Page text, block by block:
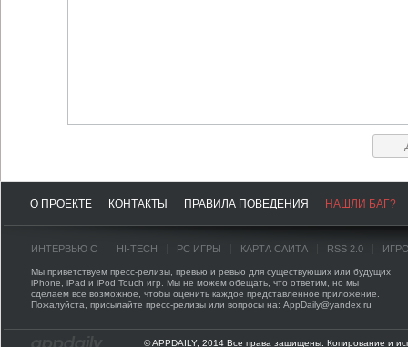
О ПРОЕКТЕ КОНТАКТЫ ПРАВИЛА ПОВЕДЕНИЯ НАШЛИ БАГ?
ИНТЕРВЬЮ С HI-TECH PC ИГРЫ КАРТА САЙТА RSS 2.0
Мы приветствуем пресс-релизы, превью и ревью для существующих или будущих
iPhone, iPad и iPod Touch игр. Мы не можем обещать, что ответим, но мы
сделаем все возможное, чтобы оценить каждое представленное приложение.
Пожалуйста, присылайте пресс-релизы или вопросы на: AppDaily@yandex.ru
© APPDAILY, 2014 Все права защищены. Копирование и